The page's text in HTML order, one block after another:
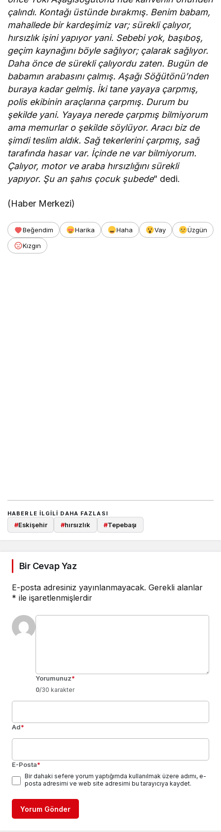
çalındı. Kontağı üstünde bırakmış. Benim babam,
mahallede bir kardeşimiz var; sürekli çalıyor,
hırsızlık işini yapıyor yani. Sebebi yok, başıboş,
geçim kaynağını böyle sağlıyor; çalarak sağlıyor.
Daha önce de sürekli çalıyordu zaten. Bugün de
babamın arabasını çalmış. Aşağı Söğütönü’nden
buraya kadar gelmiş. İki tane yayaya çarpmış,
polis ekibinin araçlarına çarpmış. Durum bu
şekilde yani. Yayaya nerede çarpmış bilmiyorum
ama memurlar o şekilde söylüyor. Aracı biz de
şimdi teslim aldık. Sağ tekerlerini çarpmış, sağ
tarafında hasar var. İçinde ne var bilmiyorum.
Çalıyor, motor ve araba hırsızlığını sürekli
yapıyor. Şu an şahıs çocuk şubede” dedi.
(Haber Merkezi)
Beğendim Harika Haha Vay
Üzgün
Kızgın
HABERLE ILGILI DAHA FAZLASI
#Eskişehir #hırsızlık #Tepebaşı
Bir Cevap Yaz
E-posta adresiniz yayınlanmayacak. Gerekli alanlar
* ile işaretlenmişlerdir
Yorumunuz*
0/30 karakter
Ad*
E-Posta*
Bir dahaki sefere yorum yaptığımda kullanılmak üzere adımı, e-
posta adresimi ve web site adresimi bu tarayıcıya kaydet.
Yorum Gönder